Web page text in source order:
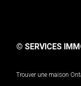
© SERVICES
Trouver une maison